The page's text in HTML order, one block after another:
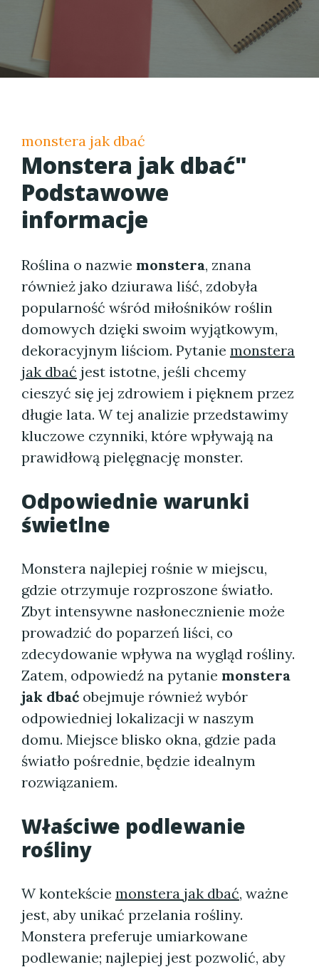
monstera jak dbać
Monstera jak dbać"
Podstawowe
informacje
Roślina o nazwie monstera, znana
również jako dziurawa liść, zdobyła
popularność wśród miłośników roślin
domowych dzięki swoim wyjątkowym,
dekoracyjnym liściom. Pytanie monstera
jak dbać jest istotne, jeśli chcemy
cieszyć się jej zdrowiem i pięknem przez
długie lata. W tej analizie przedstawimy
kluczowe czynniki, które wpływają na
prawidłową pielęgnację monster.
Odpowiednie warunki
świetlne
Monstera najlepiej rośnie w miejscu,
gdzie otrzymuje rozproszone światło.
Zbyt intensywne nasłonecznienie może
prowadzić do poparzeń liści, co
zdecydowanie wpływa na wygląd rośliny.
Zatem, odpowiedź na pytanie monstera
jak dbać obejmuje również wybór
odpowiedniej lokalizacji w naszym
domu. Miejsce blisko okna, gdzie pada
światło pośrednie, będzie idealnym
rozwiązaniem.
Właściwe podlewanie
rośliny
W kontekście monstera jak dbać, ważne
jest, aby unikać przelania rośliny.
Monstera preferuje umiarkowane
podlewanie; najlepiej jest pozwolić, aby